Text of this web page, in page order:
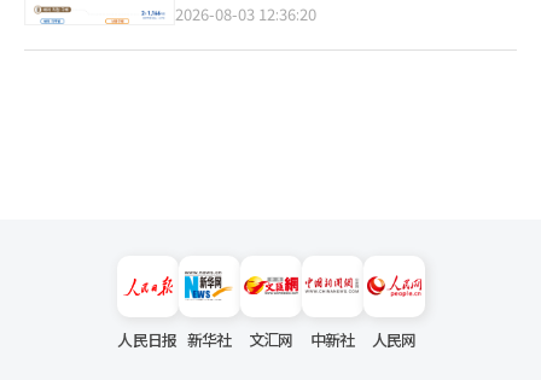
2026-08-03 12:36:20
人民日报 新华社 文汇网 中新社 人民网